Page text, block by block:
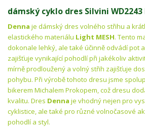
dámský cyklo dres Silvini WD2243
Denna je dámský dres volného střihu a
elastického materiálu Light MESH. Tento
dokonale lehký, ale také účinně odvádí pot
zajišťuje vynikající pohodlí při jakékoliv
mírně prodloužený a volný střih zajišťuje
pohybu. Při výrobě tohoto dresu jsme
bikerem Michalem Prokopem, což dresu
kvalitu. Dres Denna je vhodný nejen pro
cyklistice, ale také pro různé volnočasové
pohodlí a styl.